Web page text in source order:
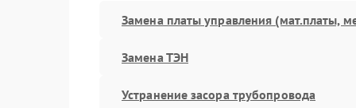
Замена платы управления (мат.платы,
Замена ТЭН
Устранение засора трубопровода